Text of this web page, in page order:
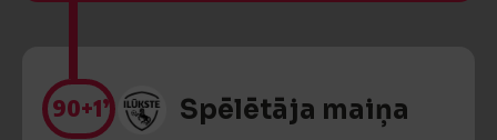
90+1’ Spēlētāja maiņa